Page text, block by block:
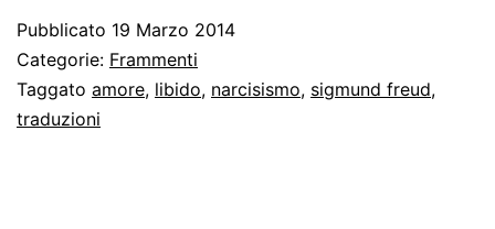
Pubblicato 19 Marzo 2014
Categorie: Frammenti
Taggato amore, libido, narcisismo, sigmund freud,
traduzioni